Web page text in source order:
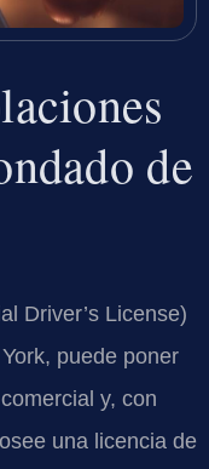
de
Driver’s License)
puede poner
y, con
una licencia de